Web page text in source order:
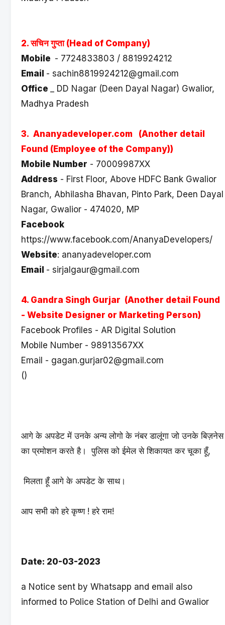
2. सचिन गुप्ता (Head of Company)
Mobile - 7724833803 / 8819924212
Email - sachin8819924212@gmail.com
Office
_ DD Nagar (Deen Dayal Nagar) Gwalior,
Madhya Pradesh
3. Ananyadeveloper.com (Another detail
Found (Employee of the Company))
Mobile Number - 70009987XX
Address - First Floor, Above HDFC Bank Gwalior
Branch, Abhilasha Bhavan, Pinto Park, Deen Dayal
Nagar, Gwalior - 474020, MP
Facebook
https://www.facebook.com/AnanyaDevelopers/
Website: ananyadeveloper.com
Email - sirjalgaur@gmail.com
4. Gandra Singh Gurjar (Another detail Found
- Website Designer or Marketing Person)
Facebook Profiles - AR Digital Solution
Mobile Number - 98913567XX
Email - gagan.gurjar02@gmail.com
()
आगे के अपडेट में उनके अन्य लोगो के नंबर डालूंगा जो उनके बिज़नेस
का प्रमोशन करते है। पुलिस को ईमेल से शिकायत कर चूका हूँ,
मिलता हूँ आगे के अपडेट के साथ।
आप सभी को हरे कृष्ण ! हरे राम!
Date: 20-03-2023
a Notice sent by Whatsapp and email also
informed to Police Station of Delhi and Gwalior